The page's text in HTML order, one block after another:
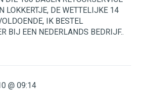
LOKKERTJE, DE WETTELIJKE 14
IK BESTEL
BIJ EEN NEDERLANDS BEDRIJF..
@ 09:14